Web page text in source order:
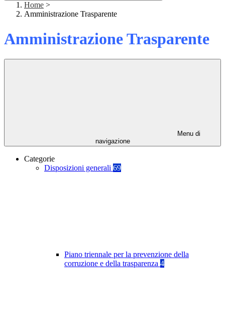
Home >
Amministrazione Trasparente
Amministrazione Trasparente
Menu di
navigazione
Categorie
Disposizioni generali 69
Piano triennale per la prevenzione della
corruzione e della trasparenza 4